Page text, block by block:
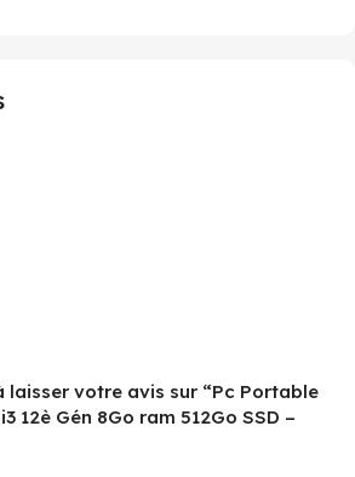
laisser votre avis sur “Pc Portable
12è Gén 8Go ram 512Go SSD –